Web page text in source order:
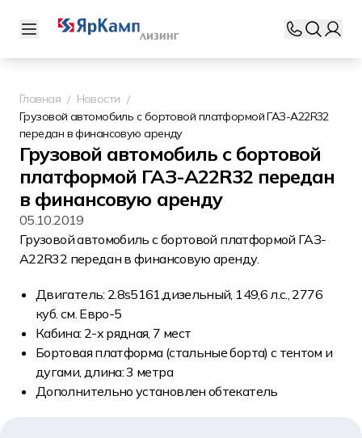
Главная
Новости
Грузовой автомобиль с бортовой платформой ГАЗ-A22R32
передан в финансовую аренду
Грузовой автомобиль с бортовой
платформой ГАЗ-A22R32 передан
в финансовую аренду
05.10.2019
Грузовой автомобиль с бортовой платформой ГАЗ-
A22R32 передан в финансовую аренду.
Двигатель: 2.8s5161,дизельный, 149,6 л.с., 2776
куб. см. Евро-5
Кабина: 2-х рядная, 7 мест
Бортовая платформа (стальные борта) с тентом и
дугами, длина: 3 метра
Дополнительно установлен обтекатель